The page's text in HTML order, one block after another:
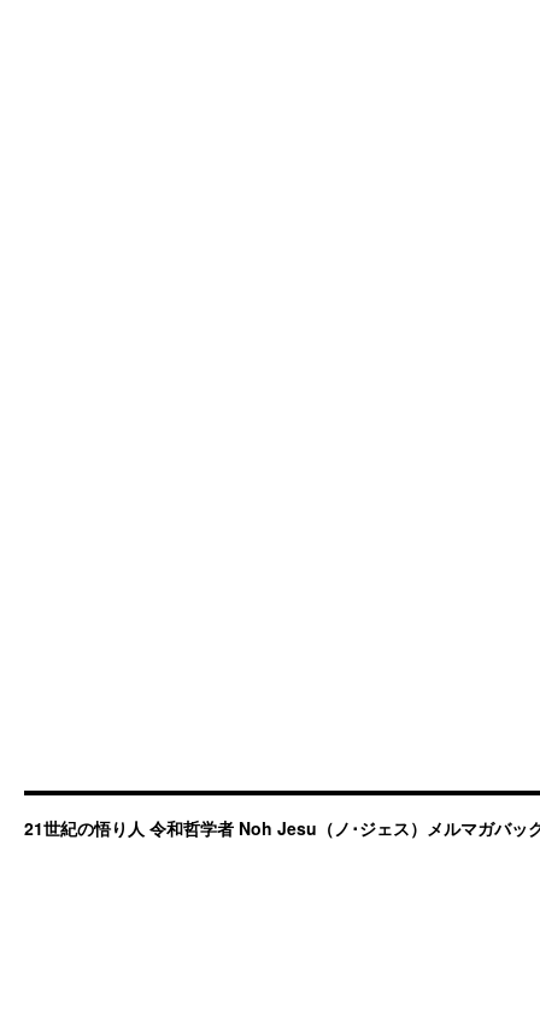
21世紀の悟り人 令和哲学者 Noh Jesu（ノ･ジェス）メルマガバッ